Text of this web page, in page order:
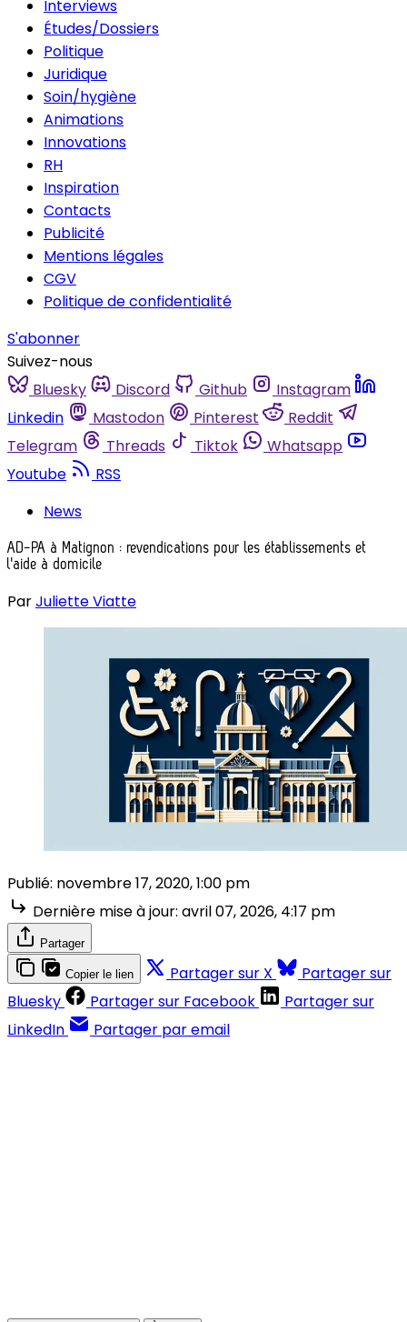
Interviews
Études/Dossiers
Politique
Juridique
Soin/hygiène
Animations
Innovations
RH
Inspiration
Contacts
Publicité
Mentions légales
CGV
Politique de confidentialité
S'abonner
Suivez-nous
Bluesky
Discord Github
Instagram
Linkedin
Mastodon Pinterest
Reddit
Telegram
Threads Tiktok
Whatsapp
Youtube
RSS
News
AD-PA à Matignon : revendications pour les établissements et
l'aide à domicile
ParJuliette Viatte
Publié: novembre 17, 2020, 1:00 pm
Dernière mise à jour: avril 07, 2026, 4:17 pm
Partager
Copier le lien Partager sur X
Partager sur
Bluesky
Partager sur Facebook
Partager sur
LinkedIn
Partager par email